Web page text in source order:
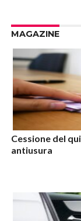
MAGAZINE
Cessione del
antiusura